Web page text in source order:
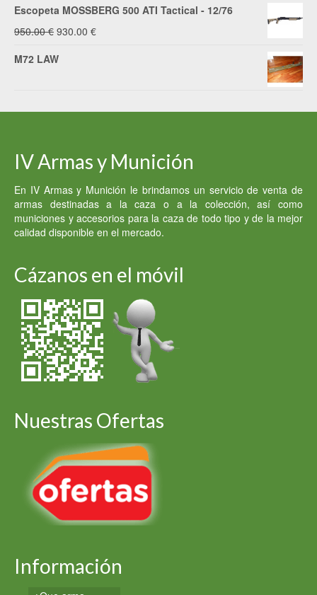
Escopeta MOSSBERG 500 ATI Tactical - 12/76
950.00€ El
precio
950.00 €.
930.00 €El
930.00 €.
M72 LAW
IV Armas y Munición
En IV Armas y Munición le brindamos un servicio de venta de
armas destinadas a la caza o a la colección, así como
municiones y accesorios para la caza de todo tipo y de la mejor
calidad disponible en el mercado.
Cázanos en el móvil
Nuestras Ofertas
Información